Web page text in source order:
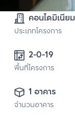
คอนโดมิเนียม
ประเภทโครงการ
พื้นที่โครงการ
1 อาคาร
จำนวนอาคาร